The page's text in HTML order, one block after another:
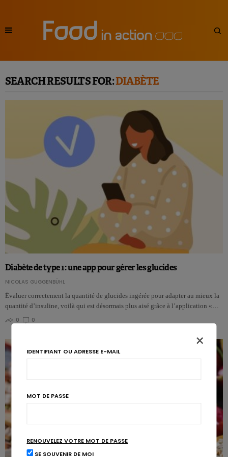
SEARCH RESULTS FOR:DIABÈTE
Diabète de type 1 : une app pour gérer les glucides
NICOLAS GUGGENBÜHL
Évaluer correctement la quantité de glucides ingérée pour adapter au mieux la
quantité d’insuline, voilà qui est désormais plus aisé grâce à l’application «…
0
0
×
IDENTIFIANT OU ADRESSE E-MAIL
MOT DE PASSE
RENOUVELEZ VOTRE MOT DE PASSE
SE SOUVENIR DE MOI